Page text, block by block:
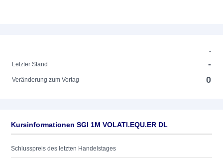
-
Letzter Stand
-
Veränderung zum Vortag 0
Kursinformationen SGI 1M VOLATI.EQU.ER DL
Schlusspreis des letzten Handelstages